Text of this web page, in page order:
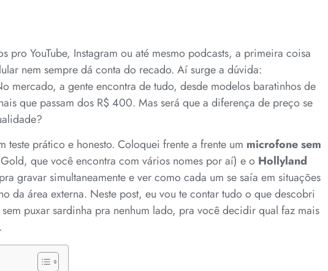
pro YouTube, Instagram ou até mesmo podcasts, a primeira coisa
nem sempre dá conta do recado. Aí surge a dúvida:
mercado, a gente encontra de tudo, desde modelos baratinhos de
que passam dos R$ 400. Mas será que a diferença de preço se
teste prático e honesto. Coloquei frente a frente um microfone sem
que você encontra com vários nomes por aí) e o Hollyland
gravar simultaneamente e ver como cada um se saía em situações
da área externa. Neste post, eu vou te contar tudo o que descobri
puxar sardinha pra nenhum lado, pra você decidir qual faz mais